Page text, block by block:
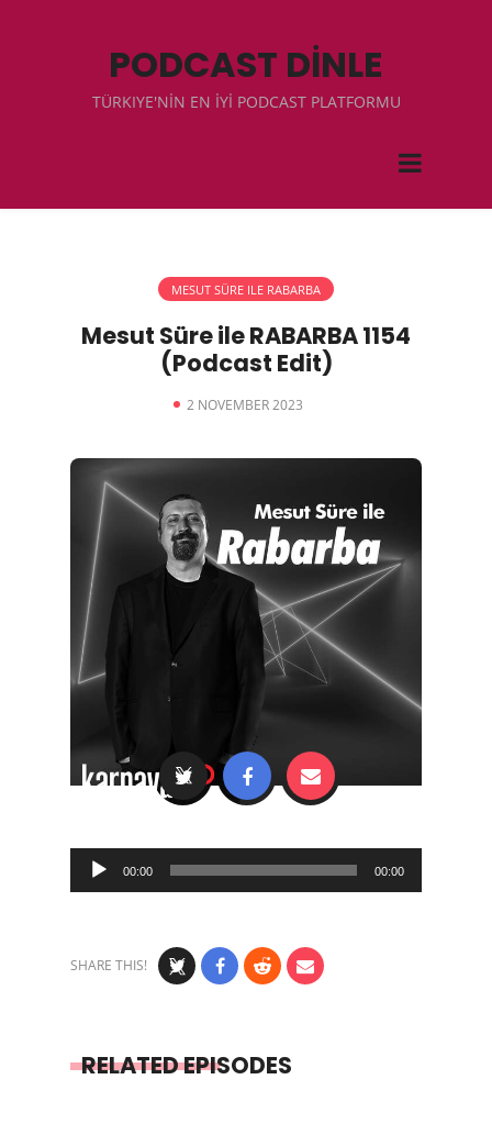
PODCAST DİNLE
TÜRKIYE'NİN EN İYİ PODCAST PLATFORMU
MESUT SÜRE ILE RABARBA
Mesut Süre ile RABARBA 1154
(Podcast Edit)
2 NOVEMBER 2023
Audio
Player
00:00 00:00
SHARE THIS!
RELATED EPISODES